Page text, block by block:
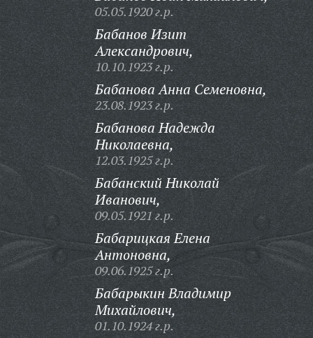
05.05.1920 г.р.
Бабанов Изит
Александрович,
10.10.1923 г.р.
Бабанова Анна Семеновна,
23.08.1923 г.р.
Бабанова Надежда
Николаевна,
12.03.1925 г.р.
Бабанский Николай
Иванович,
09.05.1921 г.р.
Бабарицкая Елена
Антоновна,
09.06.1925 г.р.
Бабарыкин Владимир
Михайлович,
01.10.1924 г.р.